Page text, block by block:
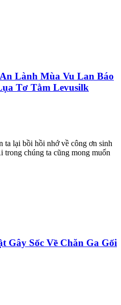
Lành Mùa Vu Lan Báo
Tơ Tằm Levusilk
ta lại bồi hồi nhớ về công ơn sinh
trong chúng ta cũng mong muốn
Gây Sốc Về Chăn Ga Gối